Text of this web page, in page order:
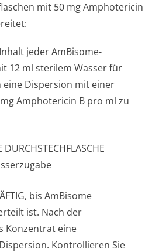
mit 50 mg Amphotericin
jeder AmBisome-
12 ml sterilem Wasser für
eine Dispersion mit einer
Amphotericin B pro ml zu
bis AmBisome
ist. Nach der
Konzentrat eine
Kontrollieren Sie